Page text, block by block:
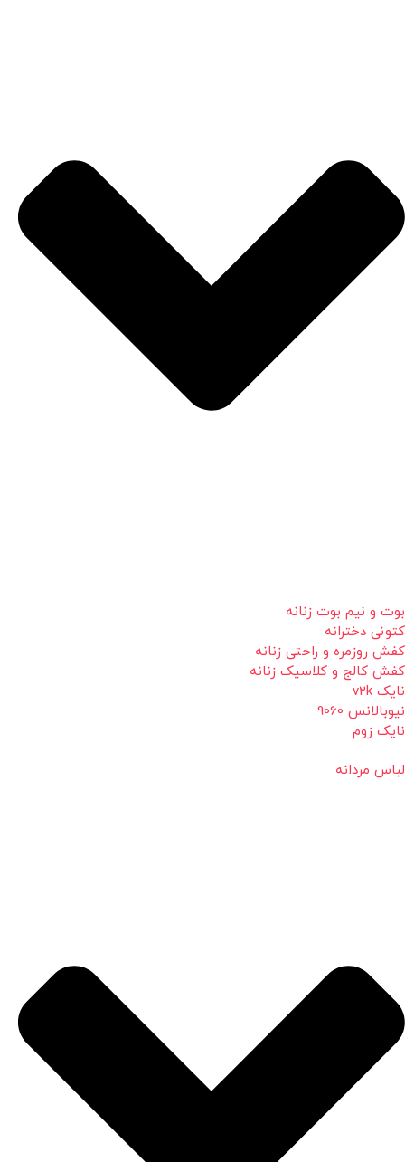
بوت و نیم بوت زنانه
کتونی دخترانه
کفش روزمره و راحتی زنانه
کفش کالج و کلاسیک زنانه
نایک v2k
نیوبالانس 9060
نایک زوم
لباس مردانه